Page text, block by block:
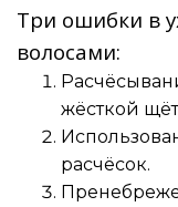
Три ошибки в
волосами:
жёсткой
расчёсок.